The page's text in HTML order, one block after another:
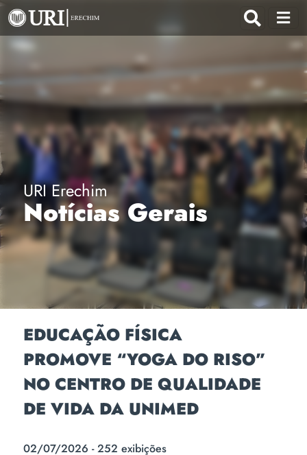
URI Erechim
Notícias Gerais
EDUCAÇÃO FÍSICA
PROMOVE “YOGA DO RISO”
NO CENTRO DE QUALIDADE
DE VIDA DA UNIMED
02/07/2026 - 252 exibições